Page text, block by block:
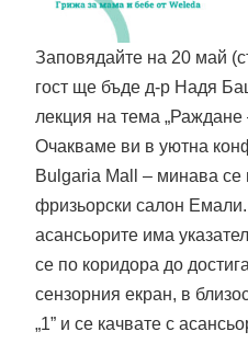
Заповядайте на 20 май
гост ще бъде д-р Надя
лекция на тема
Очакваме ви в уютна
Bulgaria Mall – минава се
фризьорски салон
асансьорите има
се по коридора до
сензорния екран, в
„1” и се качвате с